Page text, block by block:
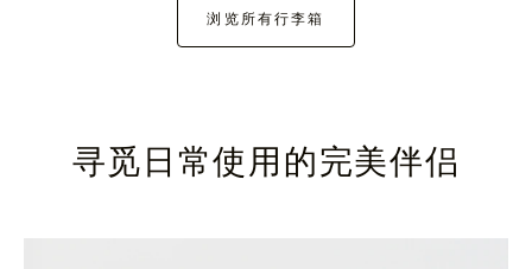
浏览所有行李箱
寻觅日常使用的完美伴侣